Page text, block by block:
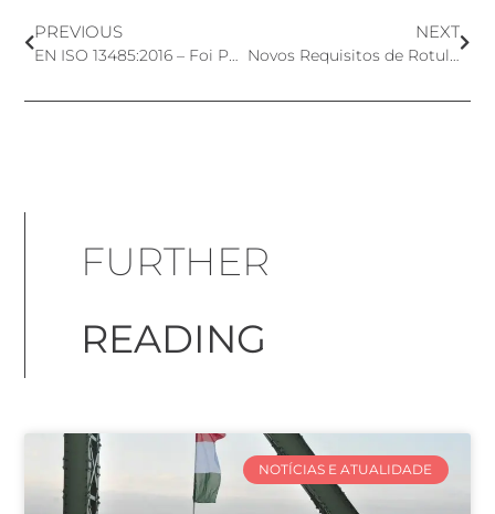
PREVIOUS
EN ISO 13485:2016 – Foi Publicada a Emenda 11!
NEXT
Novos Requisitos de Rotulagem de Produtos Cosméticos na China
FURTHER
READING
NOTÍCIAS E ATUALIDADE